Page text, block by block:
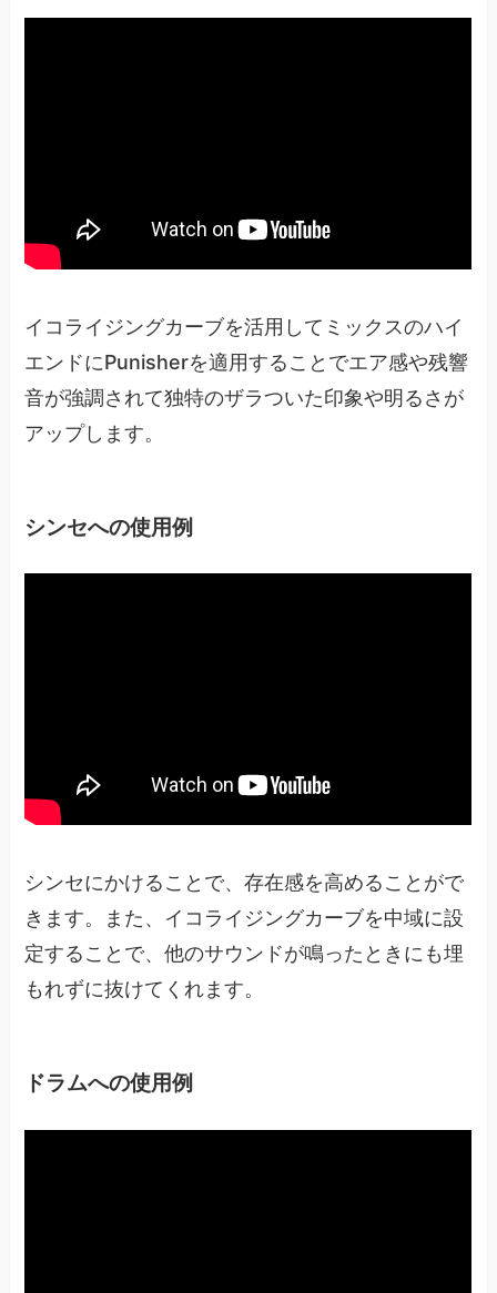
イコライジングカーブを活用してミックスのハイ
エンドにPunisherを適用することでエア感や残響
音が強調されて独特のザラついた印象や明るさが
アップします。
シンセへの使用例
シンセにかけることで、存在感を高めることがで
きます。また、イコライジングカーブを中域に設
定することで、他のサウンドが鳴ったときにも埋
もれずに抜けてくれます。
ドラムへの使用例